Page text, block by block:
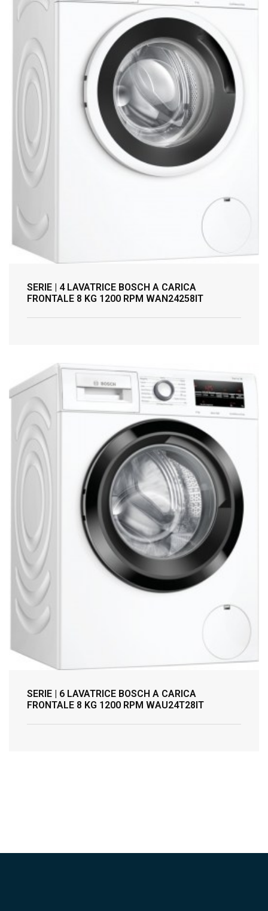
SERIE | 4 LAVATRICE BOSCH A CARICA
FRONTALE 8 KG 1200 RPM WAN24258IT
SERIE | 6 LAVATRICE BOSCH A CARICA
FRONTALE 8 KG 1200 RPM WAU24T28IT